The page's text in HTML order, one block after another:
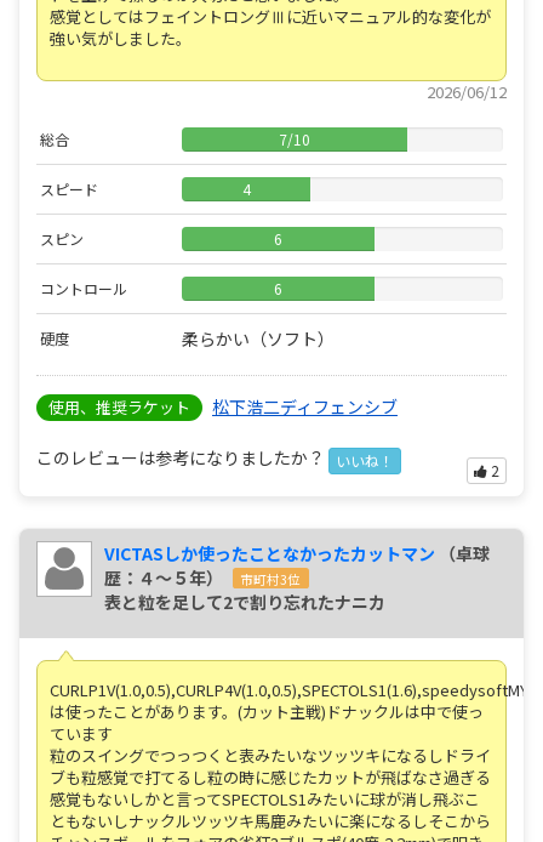
感覚としてはフェイントロングⅢに近いマニュアル的な変化が
強い気がしました。
2026/06/12
総合 7/10
スピード 4
スピン 6
コントロール 6
硬度 柔らかい（ソフト）
使用、推奨ラケット 松下浩二ディフェンシブ
このレビューは参考になりましたか？ いいね！
2
VICTASしか使ったことなかったカットマン
（卓球
歴：４～５年）
市町村3位
表と粒を足して2で割り忘れたナニカ
は使ったことがあります。(カット主戦)ドナックルは中で使っ
ています
粒のスイングでつっつくと表みたいなツッツキになるしドライ
ブも粒感覚で打てるし粒の時に感じたカットが飛ばなさ過ぎる
感覚もないしかと言ってSPECTOLS1みたいに球が消し飛ぶこ
ともないしナックルツッツキ馬鹿みたいに楽になるしそこから